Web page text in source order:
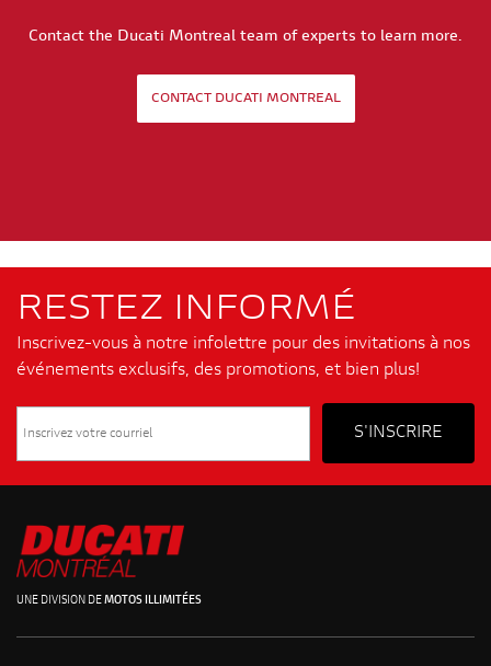
Contact the Ducati Montreal team of experts to learn more.
CONTACT DUCATI MONTREAL
RESTEZ INFORMÉ
Inscrivez-vous à notre infolettre pour des invitations à nos
événements exclusifs, des promotions, et bien plus!
UNE DIVISION DEMOTOS ILLIMITÉES